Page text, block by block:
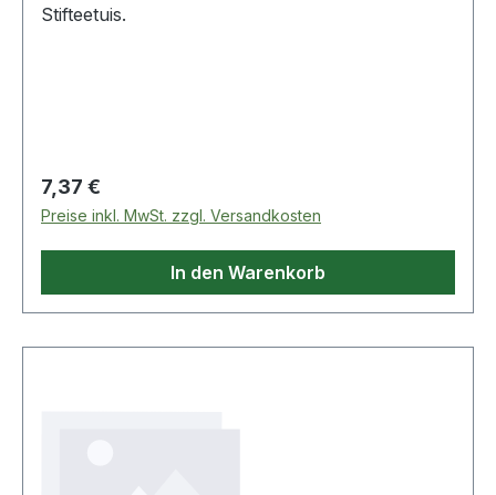
Stifteetuis.
Regulärer Preis:
7,37 €
Preise inkl. MwSt. zzgl. Versandkosten
In den Warenkorb